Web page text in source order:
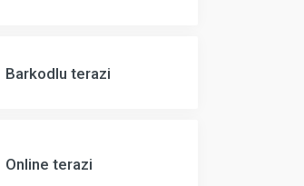
Barkodlu terazi
Online terazi